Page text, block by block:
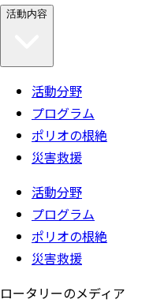
活動内容
活動分野
プログラム
ポリオの根絶
災害救援
活動分野
プログラム
ポリオの根絶
災害救援
ロータリーのメディア